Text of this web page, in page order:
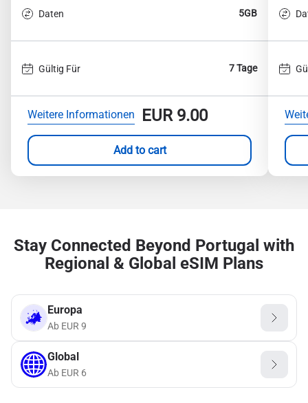
Daten 5GB
Gültig Für 7 Tage
Weitere Informationen EUR9.00
Add to cart
Stay Connected Beyond Portugal with
Regional & Global eSIM Plans
Europa
Ab EUR 9
Global
Ab EUR 6